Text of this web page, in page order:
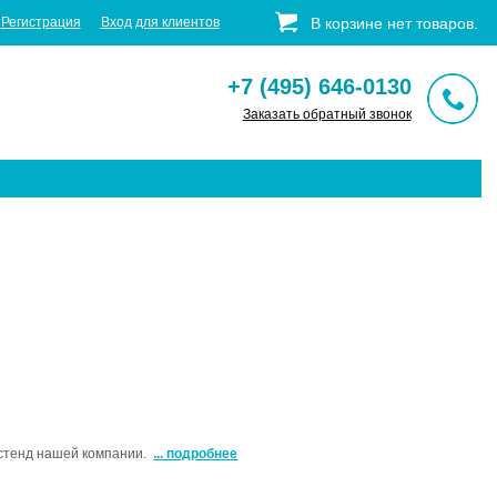
В корзине нет товаров.
Регистрация Вход для клиентов
+7 (495) 646-0130
Заказать обратный звонок
стенд нашей компании.... подробнее